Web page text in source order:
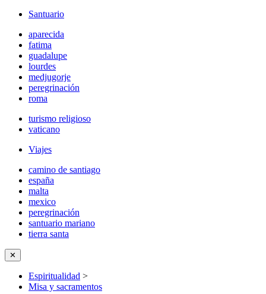
Santuario
aparecida
fatima
guadalupe
lourdes
medjugorje
peregrinación
roma
turismo religioso
vaticano
Viajes
camino de santiago
españa
malta
mexico
peregrinación
santuario mariano
tierra santa
✕
Espiritualidad >
Misa y sacramentos